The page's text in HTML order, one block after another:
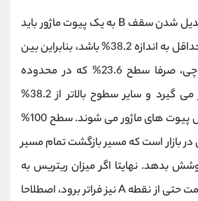
بخاطر دارید که برای تبدیل شدن سقف B به یک پیوت ماژور باید
میزان ریتریس قیمت حداقل به اندازه 38.2% باشد، بنابراین بین
23.6% که در محدوده
های مینور قرار می گیرد و سایر سطوح بالاتر از 38.2%
همگی منجر به تشکیل پیوت های ماژور می شوند. سطح 100%
در بازار است که مسیر بازگشت تمام مسیر
بدهد. نهایتا اگر میزان ریتریس به
قدری بزرگ باشد که قیمت حتی از نقطه A نیز فراتر برود، اصطلاحا